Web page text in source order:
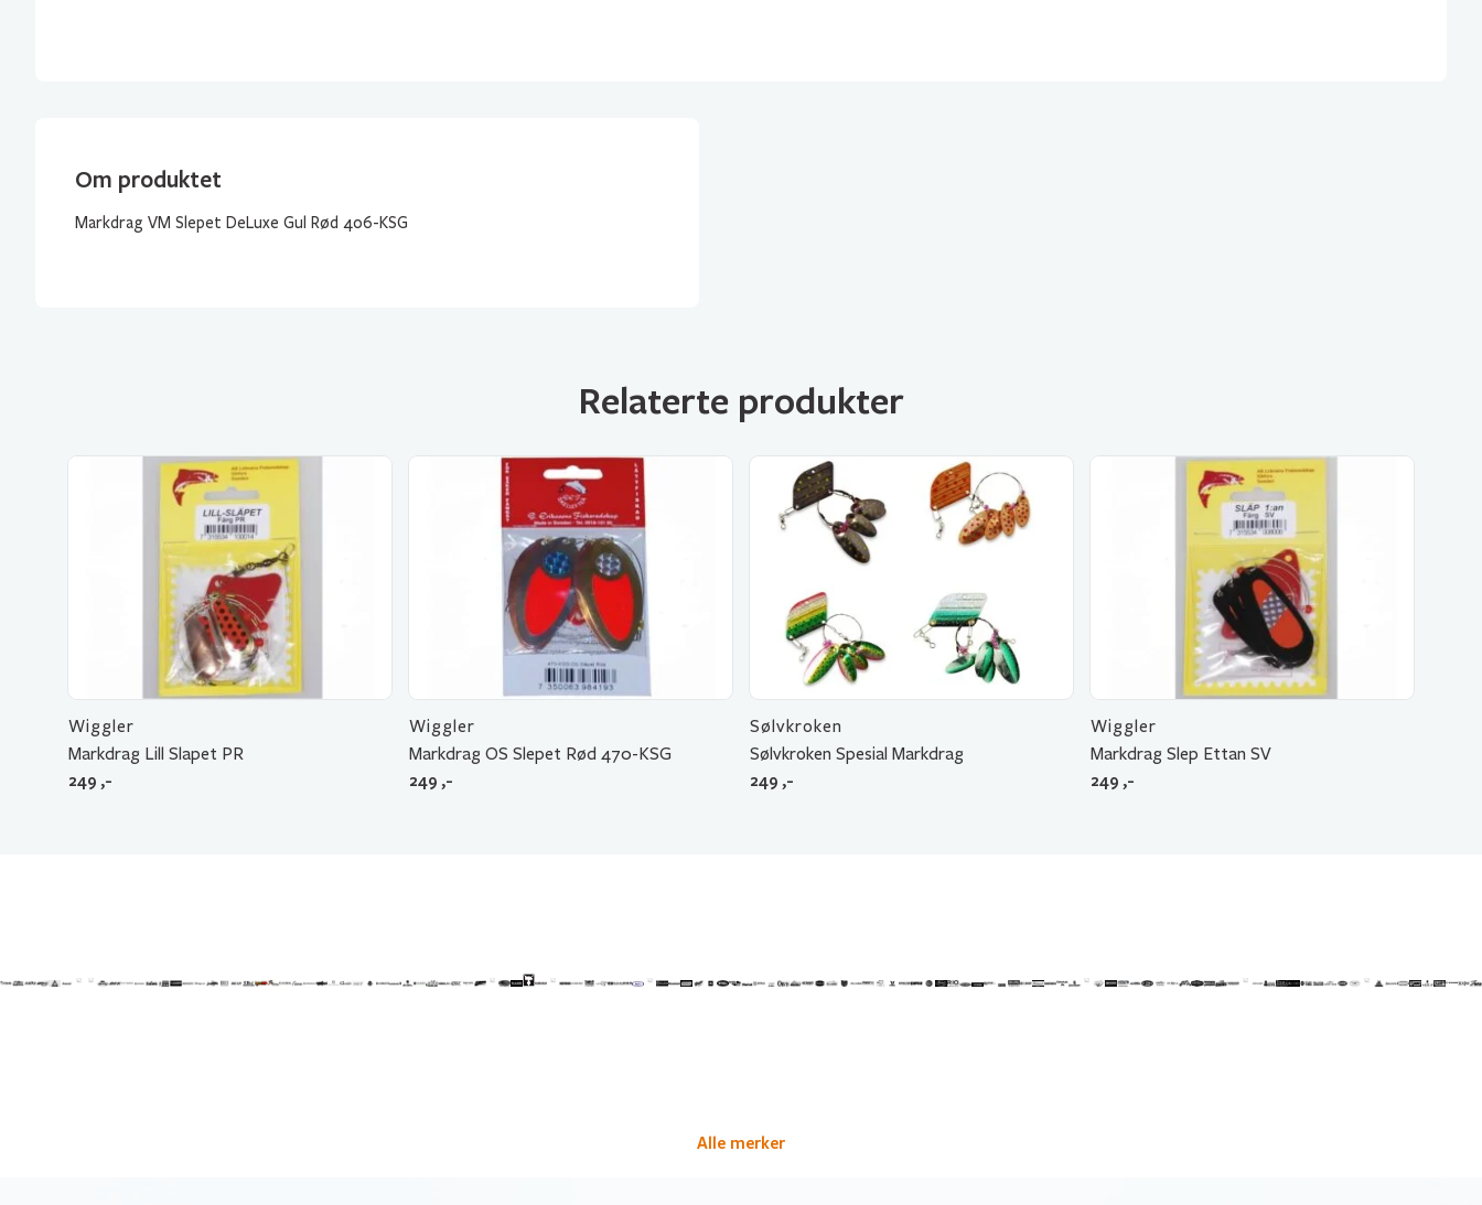
Om produktet
Markdrag VM Slepet DeLuxe Gul Rød 406-KSG
Relaterte produkter
Wiggler
Markdrag Lill Slapet PR
249 ,-
Wiggler
Markdrag OS Slepet Rød 470-KSG
249 ,-
Sølvkroken
Sølvkroken Spesial Markdrag
249 ,-
Wiggler
Markdrag Slep Ettan SV
249 ,-
Alle merker